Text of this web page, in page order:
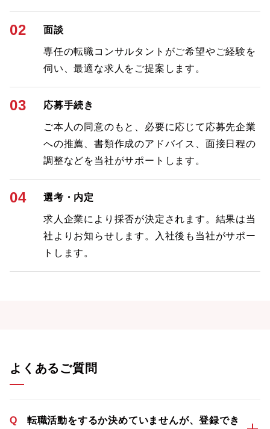
02 面談
専任の転職コンサルタントがご希望やご経験を
伺い、最適な求人をご提案します。
03 応募手続き
ご本人の同意のもと、必要に応じて応募先企業
への推薦、書類作成のアドバイス、面接日程の
調整などを当社がサポートします。
04 選考・内定
求人企業により採否が決定されます。結果は当
社よりお知らせします。入社後も当社がサポー
トします。
よくあるご質問
Q
転職活動をするか決めていませんが、登録でき